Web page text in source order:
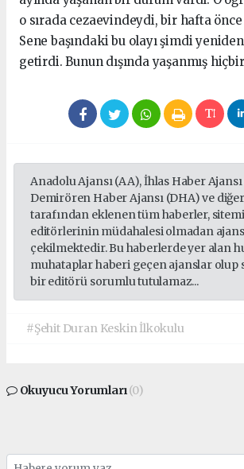
o sırada cezaevindeydi, bir hafta
Sene başındaki bu olayı şimdi
getirdi. Bunun dışında yaşanmış
Anadolu Ajansı (AA), İhlas Haber
Demirören Haber Ajansı (DHA) ve
tarafından eklenen tüm haberler,
editörlerinin müdahalesi olmadan
çekilmektedir. Bu haberlerde yer alan
muhataplar haberi geçen ajanslar olup
bir editörü sorumlu tutulamaz...
#Şehit Duran Keskin İlkokulu
Okuyucu Yorumları(0)